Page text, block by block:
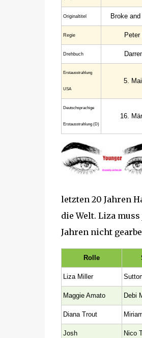
Original­titel Broke
Regie Peter
Drehbuch
Erstaus­strahlung
USA
5.
Deutsch­sprachige
Erstaus­strahlung (D)
16.
letzten 20 Jahren
die Welt. Liza
Jahren nicht
Rolle
Liza Miller
Maggie Amato Debi
Diana Trout
Josh Nico